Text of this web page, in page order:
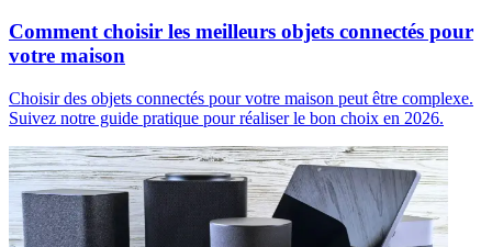
Comment choisir les meilleurs objets connectés pour
votre maison
Choisir des objets connectés pour votre maison peut être complexe.
Suivez notre guide pratique pour réaliser le bon choix en 2026.